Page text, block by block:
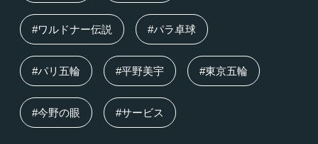
#ワルドナー伝説 #パラ卓球
#パリ五輪 #平野美宇 #東京五輪
#今野の眼 #サービス